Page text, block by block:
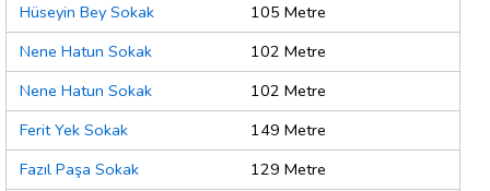
Hüseyin Bey Sokak
105 Metre
Nene Hatun Sokak
102 Metre
Nene Hatun Sokak
102 Metre
Ferit Yek Sokak
149 Metre
Fazıl Paşa Sokak
129 Metre